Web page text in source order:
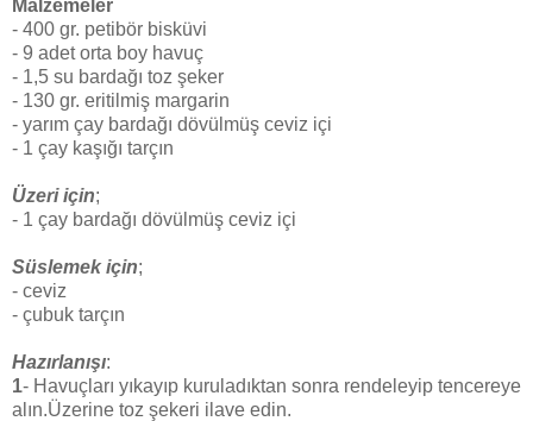
Malzemeler
- 400 gr. petibör bisküvi
- 9 adet orta boy havuç
- 1,5 su bardağı toz şeker
- 130 gr. eritilmiş margarin
- yarım çay bardağı dövülmüş ceviz içi
- 1 çay kaşığı tarçın
Üzeri için;
- 1 çay bardağı dövülmüş ceviz içi
Süslemek için;
- ceviz
- çubuk tarçın
Hazırlanışı:
1- Havuçları yıkayıp kuruladıktan sonra rendeleyip tencereye
alın.Üzerine toz şekeri ilave edin.